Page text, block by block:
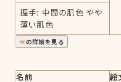
握手: 中間の肌色 やや
薄い肌色
の詳細を見る
名前
絵